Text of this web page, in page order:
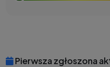
Pierwsza zgłoszona